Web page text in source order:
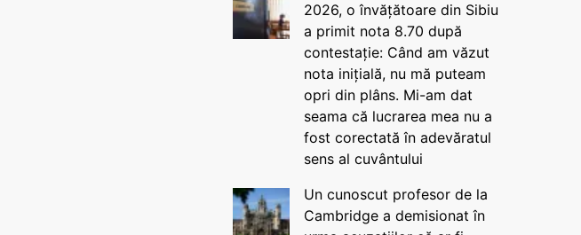
2026, o învățătoare din Sibiu
a primit nota 8.70 după
contestație: Când am văzut
nota inițială, nu mă puteam
opri din plâns. Mi-am dat
seama că lucrarea mea nu a
fost corectată în adevăratul
sens al cuvântului
Un cunoscut profesor de la
Cambridge a demisionat în